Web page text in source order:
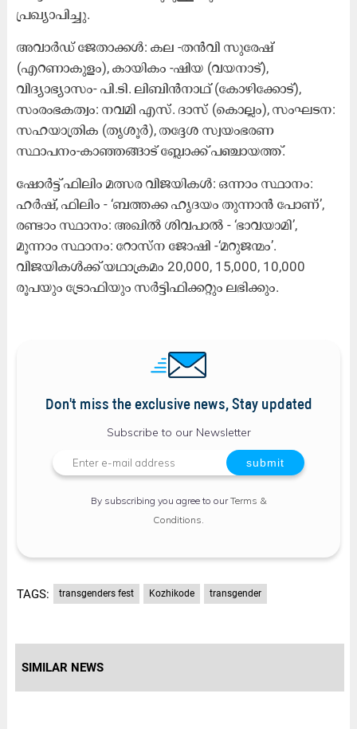
പ്രഖ്യാപിച്ചു.
അവാർഡ്​ ജേതാക്കൾ: കല -തൻവി സുരേഷ്
(എറണാകുളം), കായികം -ഷിയ (വയനാട്),
വിദ്യാഭ്യാസം- പി.ടി. ലിബിൻനാഥ് (കോഴിക്കോട്),
സംരംഭകത്വം: നവമി എസ്. ദാസ് (കൊല്ലം), സംഘടന:
സഹയാത്രിക (തൃശൂർ), തദ്ദേശ സ്വയംഭരണ
സ്ഥാപനം-കാഞ്ഞങ്ങാട് ബ്ലോക്ക് പഞ്ചായത്ത്.
ഷോർട്ട് ഫിലിം മത്സര വിജയികൾ: ഒന്നാം സ്ഥാനം:
ഹർഷ്, ഫിലിം - ‘ബത്തക്ക ഹൃദയം തുന്നാൻ പോണ്’,
രണ്ടാം സ്ഥാനം: അഖിൽ ശിവപാൽ - ‘ഭാവയാമി’,
മൂന്നാം സ്ഥാനം: റോസ്ന ജോഷി -‘മറുജന്മം’.
വിജയികൾക്ക്​ യഥാക്രമം 20,000, 15,000, 10,000
രൂപയും ട്രോഫിയും സർട്ടിഫിക്കറ്റും ലഭിക്കും.
Don't miss the exclusive news, Stay updated
Subscribe to our Newsletter
By subscribing you agree to ourTerms &
Conditions
TAGS: transgenders fest Kozhikode transgender
SIMILAR NEWS